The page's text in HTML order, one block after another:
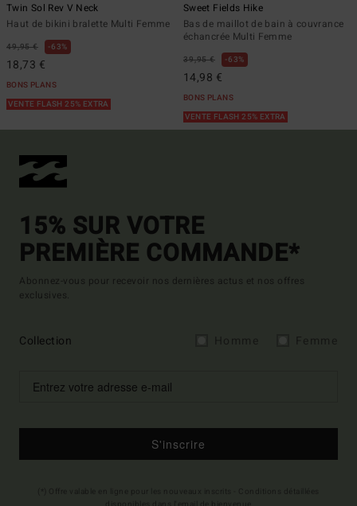
Twin Sol Rev V Neck
Haut de bikini bralette Multi Femme
49,95 € 63%
18,73 €
BONS PLANS
VENTE FLASH 25% EXTRA
Sweet Fields Hike
Bas de maillot de bain à couvrance
échancrée Multi Femme
39,95 € 63%
14,98 €
BONS PLANS
VENTE FLASH 25% EXTRA
15% SUR VOTRE
PREMIÈRE COMMANDE*
Abonnez-vous pour recevoir nos dernières actus et nos offres
exclusives.
Collection
S'inscrire